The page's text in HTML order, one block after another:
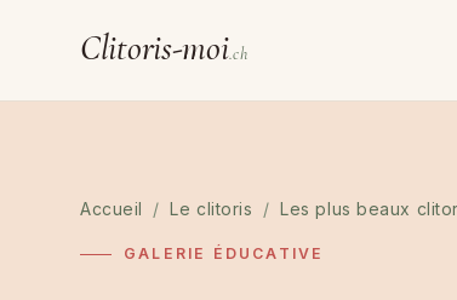
Clitoris-moi.ch
Accueil / Le clitoris / Les plus beaux
GALERIE ÉDUCATIVE